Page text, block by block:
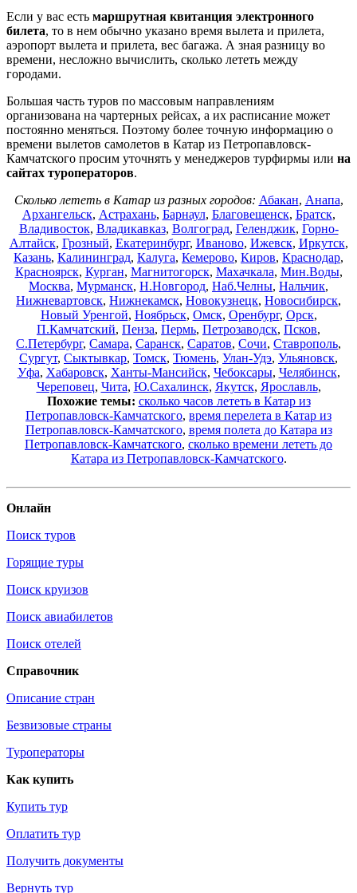
Если у вас есть маршрутная квитанция электронного
билета, то в нем обычно указано время вылета и прилета,
аэропорт вылета и прилета, вес багажа. А зная разницу во
времени, несложно вычислить, сколько лететь между
городами.
Большая часть туров по массовым направлениям
организована на чартерных рейсах, а их расписание может
постоянно меняться. Поэтому более точную информацию о
времени вылетов самолетов в Катар из Петропавловск-
Камчатского просим уточнять у менеджеров турфирмы или на
сайтах туроператоров.
Сколько лететь в Катар из разных городов: Абакан, Анапа,
Архангельск, Астрахань, Барнаул, Благовещенск, Братск,
Владивосток, Владикавказ, Волгоград, Геленджик, Горно-
Алтайск, Грозный, Екатеринбург, Иваново, Ижевск, Иркутск,
Казань, Калининград, Калуга, Кемерово, Киров, Краснодар,
Красноярск, Курган, Магнитогорск, Махачкала, Мин.Воды,
Москва, Мурманск, Н.Новгород, Наб.Челны, Нальчик,
Нижневартовск, Нижнекамск, Новокузнецк, Новосибирск,
Новый Уренгой, Ноябрьск, Омск, Оренбург, Орск,
П.Камчатский, Пенза, Пермь, Петрозаводск, Псков,
С.Петербург, Самара, Саранск, Саратов, Сочи, Ставрополь,
Сургут, Сыктывкар, Томск, Тюмень, Улан-Удэ, Ульяновск,
Уфа, Хабаровск, Ханты-Мансийск, Чебоксары, Челябинск,
Череповец, Чита, Ю.Сахалинск, Якутск, Ярославль,
Похожие темы: сколько часов лететь в Катар из
Петропавловск-Камчатского, время перелета в Катар из
Петропавловск-Камчатского, время полета до Катара из
Петропавловск-Камчатского, сколько времени лететь до
Катара из Петропавловск-Камчатского.
Онлайн
Поиск туров
Горящие туры
Поиск круизов
Поиск авиабилетов
Поиск отелей
Справочник
Описание стран
Безвизовые страны
Туроператоры
Как купить
Купить тур
Оплатить тур
Получить документы
Вернуть тур